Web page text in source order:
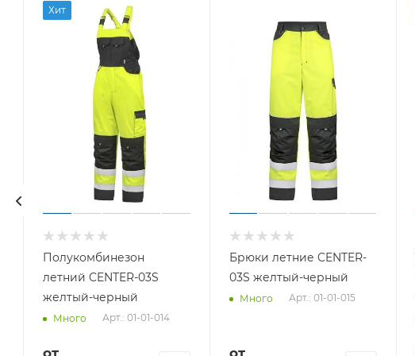
Хит
Полукомбинезон
летний CENTER-03S
желтый-черный
Много Арт.: 01-01-014
Брюки летние CENTER-
03S желтый-черный
Много Арт.: 01-01-015